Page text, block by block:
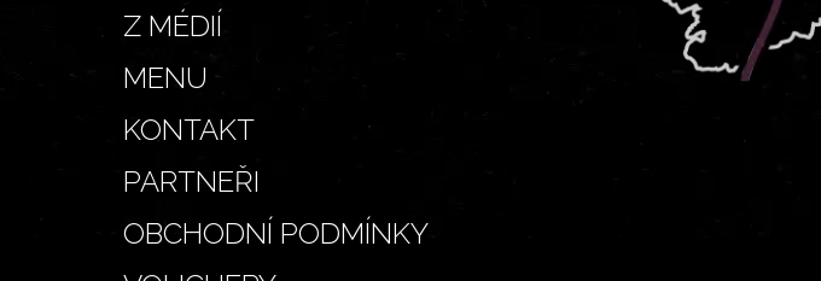
Z MÉDIÍ
MENU
KONTAKT
PARTNEŘI
OBCHODNÍ PODMÍNKY